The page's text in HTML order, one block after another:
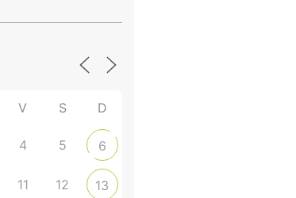
V S D
4 5 6
11 12 13